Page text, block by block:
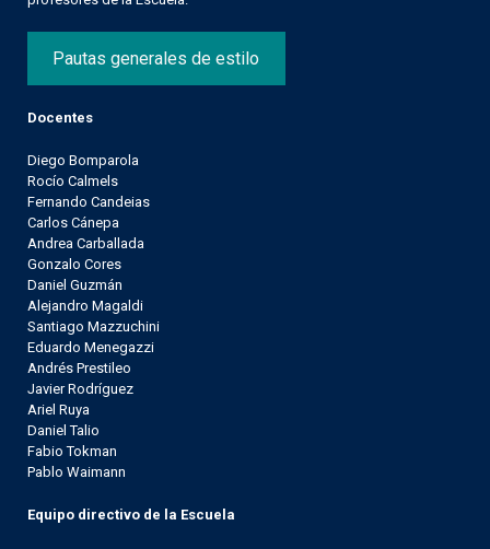
Pautas generales de estilo
Docentes
Diego Bomparola
Rocío Calmels
Fernando Candeias
Carlos Cánepa
Andrea Carballada
Gonzalo Cores
Daniel Guzmán
Alejandro Magaldi
Santiago Mazzuchini
Eduardo Menegazzi
Andrés Prestileo
Javier Rodríguez
Ariel Ruya
Daniel Talio
Fabio Tokman
Pablo Waimann
Equipo directivo de la Escuela